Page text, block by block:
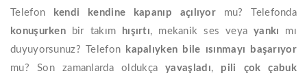
Telefon
kendi kendine kapanıp açılıyor mu? Telefonda
konuşurken bir takım hışırtı, mekanik ses veyayankı
mı
duyuyorsunuz? Telefon kapalıyken bile ısınmayı başarıyor
mu? Son zamanlarda oldukçayavaşladı, pili çok çabuk